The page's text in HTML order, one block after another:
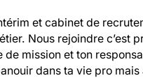
et cabinet de
Nous rejoindre c’est
mission et ton
dans ta vie pro